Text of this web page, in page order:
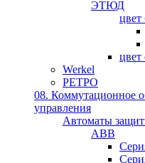
ЭТЮД
цвет
цвет
Werkel
РЕТРО
08. Коммутационное
управления
Автоматы
ABB